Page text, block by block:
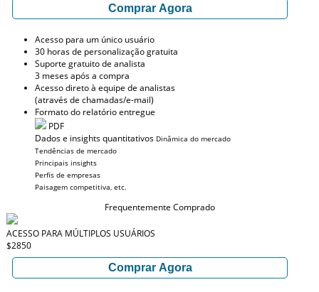
Comprar Agora
Acesso para um único usuário
30 horas de personalização gratuita
Suporte gratuito de analista
3 meses após a compra
Acesso direto à equipe de analistas
(através de chamadas/e-mail)
Formato do relatório entregue
PDF
Dados e insights quantitativos Dinâmica do mercado
Tendências de mercado
Principais insights
Perfis de empresas
Paisagem competitiva, etc.
Frequentemente Comprado
ACESSO PARA MÚLTIPLOS USUÁRIOS
$2850
Comprar Agora